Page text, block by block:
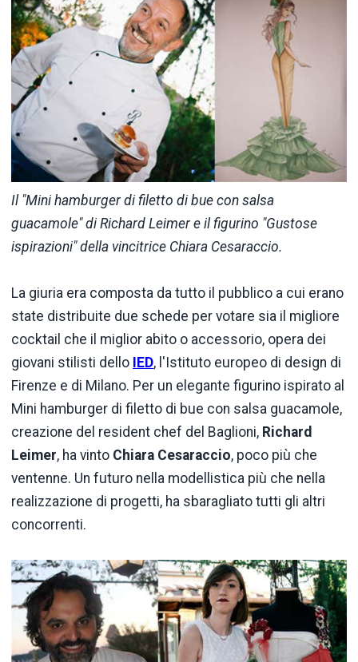
Il "Mini hamburger di filetto di bue con salsa
guacamole" di Richard Leimer e il figurino "Gustose
ispirazioni" della vincitrice Chiara Cesaraccio.
La giuria era composta da tutto il pubblico a cui erano
state distribuite due schede per votare sia il migliore
cocktail che il miglior abito o accessorio, opera dei
giovani stilisti dello IED, l'Istituto europeo di design di
Firenze e di Milano. Per un elegante figurino ispirato al
Mini hamburger di filetto di bue con salsa guacamole,
creazione del resident chef del Baglioni, Richard
Leimer, ha vinto Chiara Cesaraccio, poco più che
ventenne. Un futuro nella modellistica più che nella
realizzazione di progetti, ha sbaragliato tutti gli altri
concorrenti.